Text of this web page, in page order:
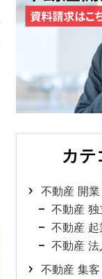
カテ
不動産 開業
不動産 独
不動産 起
不動産 法
不動産 集客